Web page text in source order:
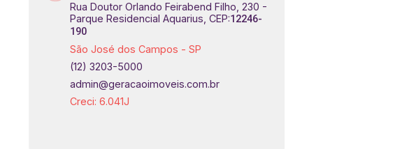
Rua Doutor Orlando Feirabend Filho, 230 -
Parque Residencial Aquarius, CEP:12246-
190
São José dos Campos - SP
(12) 3203-5000
admin@geracaoimoveis.com.br
Creci: 6.041J